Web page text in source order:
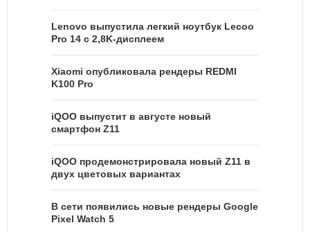
Lenovo выпустила легкий ноутбук Lecoo
Pro 14 с 2,8K-дисплеем
Xiaomi опубликовала рендеры REDMI
K100 Pro
iQOO выпустит в августе новый
смартфон Z11
iQOO продемонстрировала новый Z11 в
двух цветовых вариантах
В сети появились новые рендеры Google
Pixel Watch 5